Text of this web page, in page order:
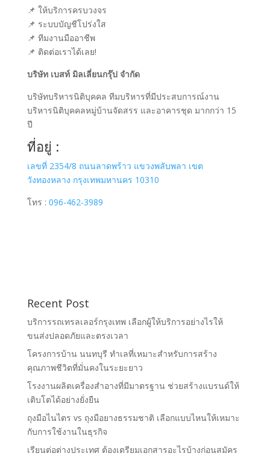
📌 ให้บริการครบวงจร
📌 ระบบบัญชีโปร่งใส
📌 ทีมงานมืออาชีพ
📌 ติดต่อเราได้เลย!
บริษัท เบสท์ มิลเลี่ยนกรุ๊ป จำกัด
บริษัทบริหารนิติบุคคล ทีมบริหารที่มีประสบการณ์งาน
บริหารนิติบุคคลหมู่บ้านจัดสรร และอาคารชุด มากกว่า 15
ปี
ที่อยู่ :
เลขที่ 2354/8 ถนนลาดพร้าว แขวงพลับพลา เขต
วังทองหลาง กรุงเทพมหานคร 10310
โทร : 096-462-3989
Recent Post
บริการรถเทรลเลอร์กรุงเทพ เลือกผู้ให้บริการอย่างไรให้
ขนส่งปลอดภัยและตรงเวลา
โครงการบ้าน นนทบุรี ทำเลที่เหมาะสำหรับการสร้าง
คุณภาพชีวิตที่มั่นคงในระยะยาว
โรงงานผลิตเครื่องสำอางที่มีมาตรฐาน ช่วยสร้างแบรนด์ให้
เติบโตได้อย่างยั่งยืน
ถุงมือไนไตร vs ถุงมือยางธรรมชาติ เลือกแบบไหนให้เหมาะ
กับการใช้งานในธุรกิจ
เรียนต่อต่างประเทศ ต้องเตรียมเอกสารอะไรบ้างก่อนสมัคร